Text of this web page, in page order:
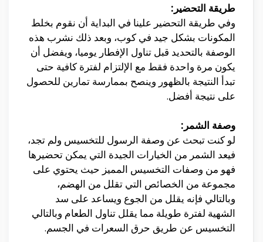
طريقة التحضير:
وفي طريقة التحضير علينا في البداية أن نقوم بخلط
المكونات بشكل جيد في كوب، وبعد ذلك نشرب هذه
الوصفة بالتحديد قبل تناول الإفطار يوميا، ويفضل أن
يكون مرة واحدة فقط مع الإلتزام لفترة كافية حتى
تبدأ النتيجة بالظهور وينصح بممارسة تمارين للحصول
على نتيجة أفضل.
وصفة الشمر:
لو كنت تبحث عن وصفة الرسول للتخسيس ولم تجد،
فيعد الشمر من الخيارات الجيدة التي يمكن تحضيرها
فهو من وصفات التخسيس المميز حيث يحتوي على
مجموعة من الخصائص التي تقلل من الهضم،
وبالتالي فإنه يقلل من الجوع ويساعد على سد
الشهية لفترة طويلة مما يقلل تناول الطعام وبالتالي
التخسيس عن طريق حرق السعرات في الجسم.